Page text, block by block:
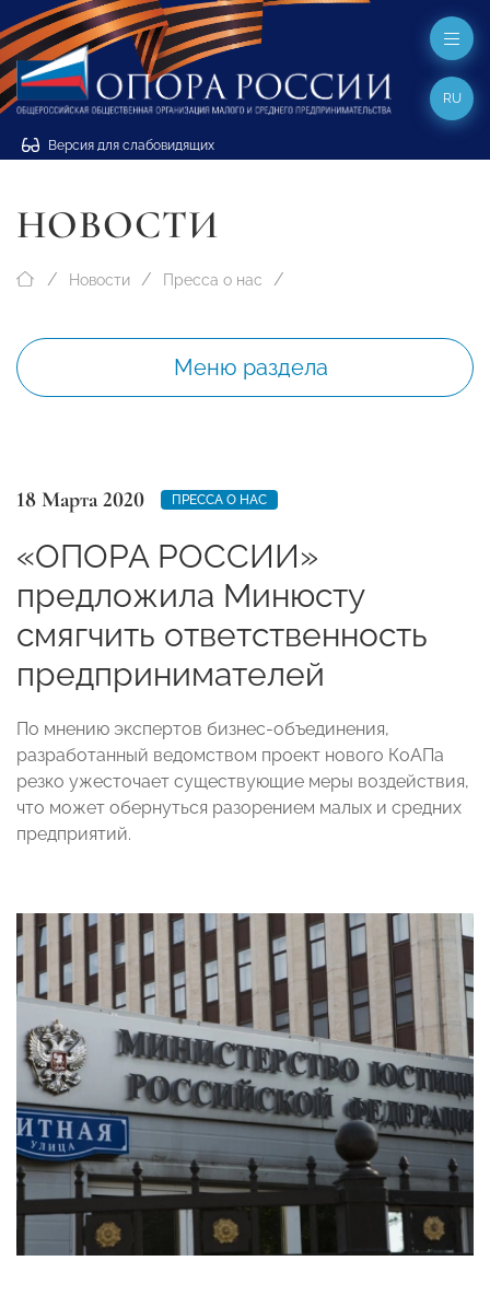
Версия для слабовидящих
RU
НОВОСТИ
Новости Пресса о нас
Меню раздела
18 Марта 2020 ПРЕССА О НАС
«ОПОРА РОССИИ»
предложила Минюсту
смягчить ответственность
предпринимателей
По мнению экспертов бизнес-объединения,
разработанный ведомством проект нового КоАПа
резко ужесточает существующие меры воздействия,
что может обернуться разорением малых и средних
предприятий.